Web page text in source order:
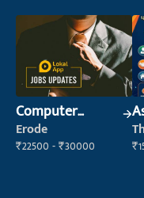
Computer
Operator
Erode
₹22500 - ₹30000